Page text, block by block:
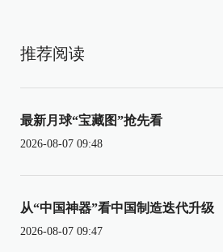
推荐阅读
最新月球“宝藏图”抢先看
2026-08-07 09:48
从“中国神器”看中国制造迭代升级
2026-08-07 09:47